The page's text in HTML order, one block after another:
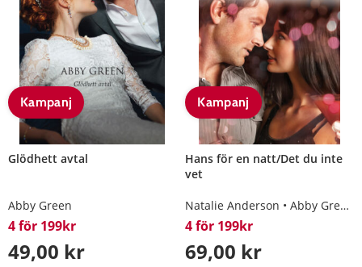
Kampanj
Glödhett avtal
Abby Green
4 för 199kr
49,00 kr
Kampanj
Hans för en natt/Det du inte
vet
Natalie Anderson Abby Green
4 för 199kr
69,00 kr